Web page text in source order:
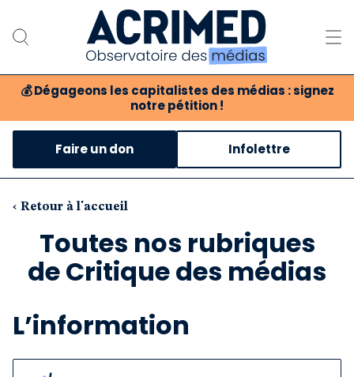
💰 Dégageons les capitalistes des médias : signez
notre pétition !
Notre association
Notre critique des médias
Notre revue
Boutique
Faire un don Infolettre
‹ Retour à l'accueil
Toutes nos rubriques
de Critique des médias
L’information